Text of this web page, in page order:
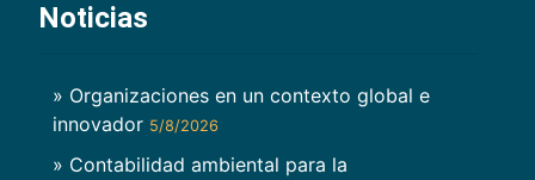
Noticias
» Organizaciones en un contexto global e
innovador 5/8/2026
» Contabilidad ambiental para la